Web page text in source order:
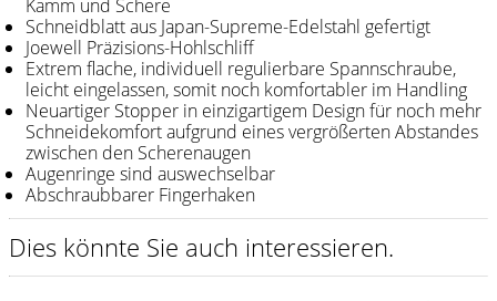
Joewell
Shampoo
Aromase Salon-Pro
Equipment
Service
Kamm und Schere
Schneidblatt aus Japan-Supreme-Edelstahl gefertigt
Joewell Präzisions-Hohlschliff
Extrem flache, individuell regulierbare Spannschraube,
leicht eingelassen, somit noch komfortabler im Handling
Neuartiger Stopper in einzigartigem Design für noch mehr
Schneidekomfort aufgrund eines vergrößerten Abstandes
zwischen den Scherenaugen
Augenringe sind auswechselbar
Abschraubbarer Fingerhaken
Dies könnte Sie auch interessieren.